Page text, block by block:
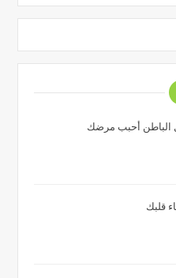
الباطن أحبب مرضك
قلبك